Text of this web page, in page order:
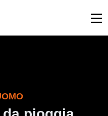
26 - Brescia